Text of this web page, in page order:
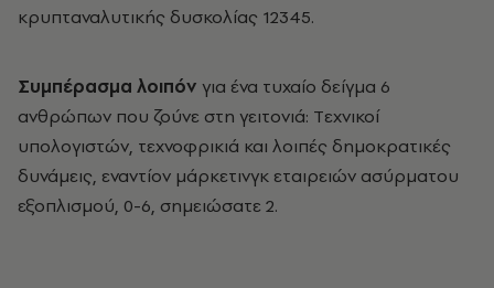
κρυπταναλυτικής δυσκολίας 12345.
Συμπέρασμα λοιπόν για ένα τυχαίο δείγμα 6
ανθρώπων που ζούνε στη γειτονιά: Tεχνικοί
υπολογιστών, τεχνοφρικιά και λοιπές δημοκρατικές
δυνάμεις, εναντίον μάρκετινγκ εταιρειών ασύρματου
εξοπλισμού, 0-6, σημειώσατε 2.